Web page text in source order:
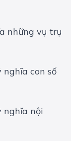
những vụ trụ
nghĩa con số
nghĩa nội